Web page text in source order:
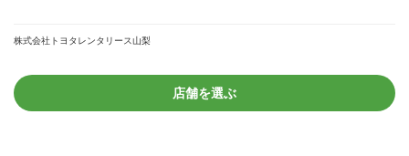
株式会社トヨタレンタリース山梨
店舗を選ぶ